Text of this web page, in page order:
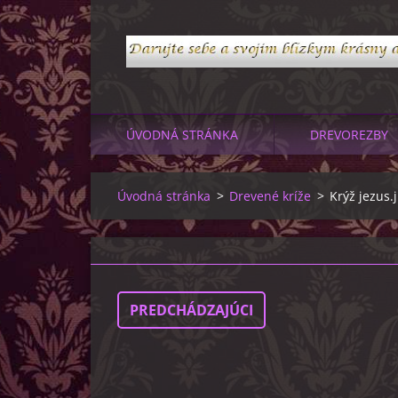
ÚVODNÁ STRÁNKA DREVOREZBY
Úvodná stránka > Drevené kríže > Krýž
PREDCHÁDZAJÚCI